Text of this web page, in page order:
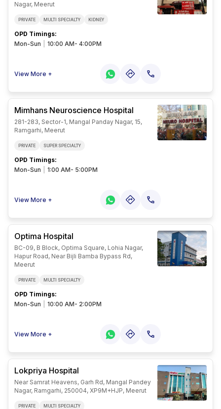
Nagar, Meerut
PRIVATE MULTI SPECIALTY KIDNEY
OPD Timings:
Mon-Sun
10:00 AM- 4:00PM
View More +
Mimhans Neuroscience Hospital
281-283, Sector-1, Mangal Panday Nagar, 15,
Ramgarhi, Meerut
PRIVATE SUPER SPECIALTY
OPD Timings:
Mon-Sun
1:00 AM- 5:00PM
View More +
Optima Hospital
BC-09, B Block, Optima Square, Lohia Nagar,
Hapur Road, Near Bijli Bamba Bypass Rd,
Meerut
PRIVATE MULTI SPECIALTY
OPD Timings:
Mon-Sun
10:00 AM- 2:00PM
View More +
Lokpriya Hospital
Near Samrat Heavens, Garh Rd, Mangal Pandey
Nagar, Ramgarhi, 250004, XP9M+HJP, Meerut
PRIVATE MULTI SPECIALTY